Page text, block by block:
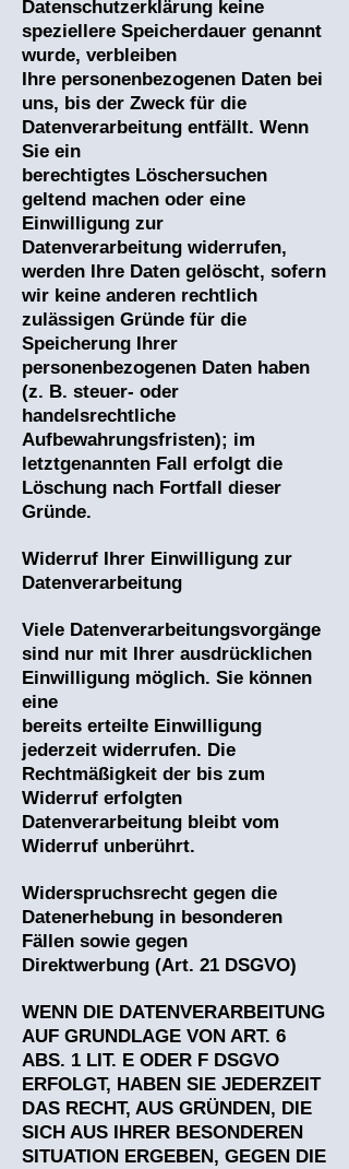
Datenschutzerklärung keine
speziellere Speicherdauer genannt
wurde, verbleiben
Ihre personenbezogenen Daten bei
uns, bis der Zweck für die
Datenverarbeitung entfällt. Wenn
Sie ein
berechtigtes Löschersuchen
geltend machen oder eine
Einwilligung zur
Datenverarbeitung widerrufen,
werden Ihre Daten gelöscht, sofern
wir keine anderen rechtlich
zulässigen Gründe für die
Speicherung Ihrer
personenbezogenen Daten haben
(z. B. steuer- oder
handelsrechtliche
Aufbewahrungsfristen); im
letztgenannten Fall erfolgt die
Löschung nach Fortfall dieser
Gründe.
Widerruf Ihrer Einwilligung zur
Datenverarbeitung
Viele Datenverarbeitungsvorgänge
sind nur mit Ihrer ausdrücklichen
Einwilligung möglich. Sie können
eine
bereits erteilte Einwilligung
jederzeit widerrufen. Die
Rechtmäßigkeit der bis zum
Widerruf erfolgten
Datenverarbeitung bleibt vom
Widerruf unberührt.
Widerspruchsrecht gegen die
Datenerhebung in besonderen
Fällen sowie gegen
Direktwerbung (Art. 21 DSGVO)
WENN DIE DATENVERARBEITUNG
AUF GRUNDLAGE VON ART. 6
ABS. 1 LIT. E ODER F DSGVO
ERFOLGT, HABEN SIE JEDERZEIT
DAS RECHT, AUS GRÜNDEN, DIE
SICH AUS IHRER BESONDEREN
SITUATION ERGEBEN, GEGEN DIE